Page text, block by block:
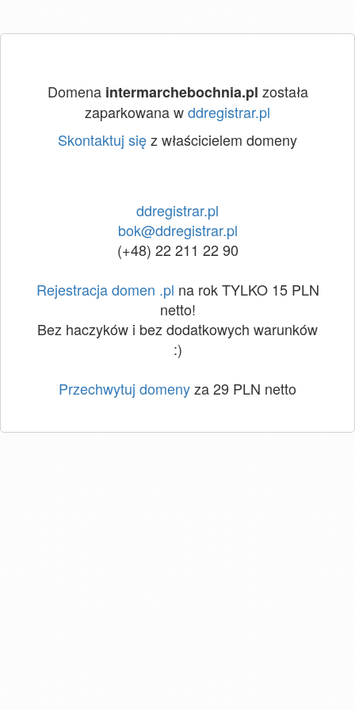
Domena intermarchebochnia.pl została
zaparkowana wddregistrar.pl
Skontaktuj sięz właścicielem domeny
ddregistrar.pl
bok@ddregistrar.pl
(+48) 22 211 22 90
Rejestracja domen .pl na rok TYLKO 15 PLN
netto!
Bez haczyków i bez dodatkowych warunków
:)
Przechwytuj domenyza 29 PLN netto